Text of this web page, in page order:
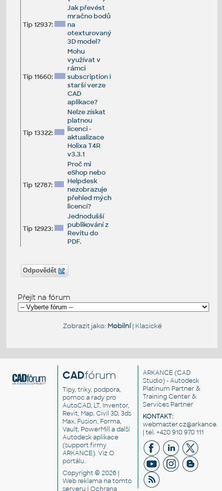
Tip 12937:
Jak převést
mračno bodů
na
otexturovaný
3D model?
Tip 11660:
Mohu
využívat v
rámci
subscription i
starší verze
CAD
aplikace?
Tip 13322:
Nelze získat
platnou
licenci -
aktualizace
Holixa T4R
v3.3.1
Tip 12787:
Proč mi
eShop nebo
Helpdesk
nezobrazuje
přehled mých
licencí?
Tip 12923:
Jednodušší
publikování z
Revitu do
PDF.
Odpovědět
Přejít na fórum
Zobrazit jako: Mobilní| Klasické
CADfórum
Tipy, triky, podpora,
pomoc a rady pro
AutoCAD, LT, Inventor,
Revit, Map, Civil 3D, 3ds
Max, Fusion, Forma,
Vault, PowerMill a další
Autodesk aplikace
(support firmy
ARKANCE). VizO
portálu.
Copyright © 2026 |
Web reklama na tomto
serveru |Ochrana
ARKANCE (CAD
Studio) - Autodesk
Platinum Partner &
Training Center &
Services Partner
KONTAKT:
| tel. +420 910 970 111